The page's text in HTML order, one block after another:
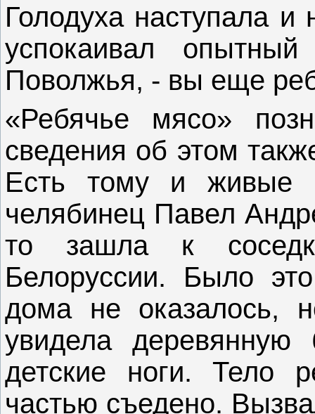
Голодуха наступала и
успокаивал опытный
Поволжья, - вы еще
«Ребячье мясо»
сведения об этом
Есть тому и живые
челябинец Павел
то зашла к
Белоруссии. Было
дома не оказалось,
увидела деревянную
детские ноги. Тело
частью съедено.